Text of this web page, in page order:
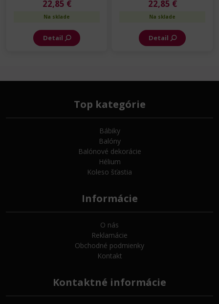
22,85 €
Na sklade
Detail
22,85 €
Na sklade
Detail
Top kategórie
Bábiky
Balóny
Balónové dekorácie
Hélium
Koleso šťastia
Informácie
O nás
Reklamácie
Obchodné podmienky
Kontakt
Kontaktné informácie